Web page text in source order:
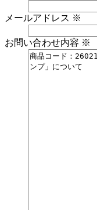
メールアドレス ※
お問い合わせ内容 ※